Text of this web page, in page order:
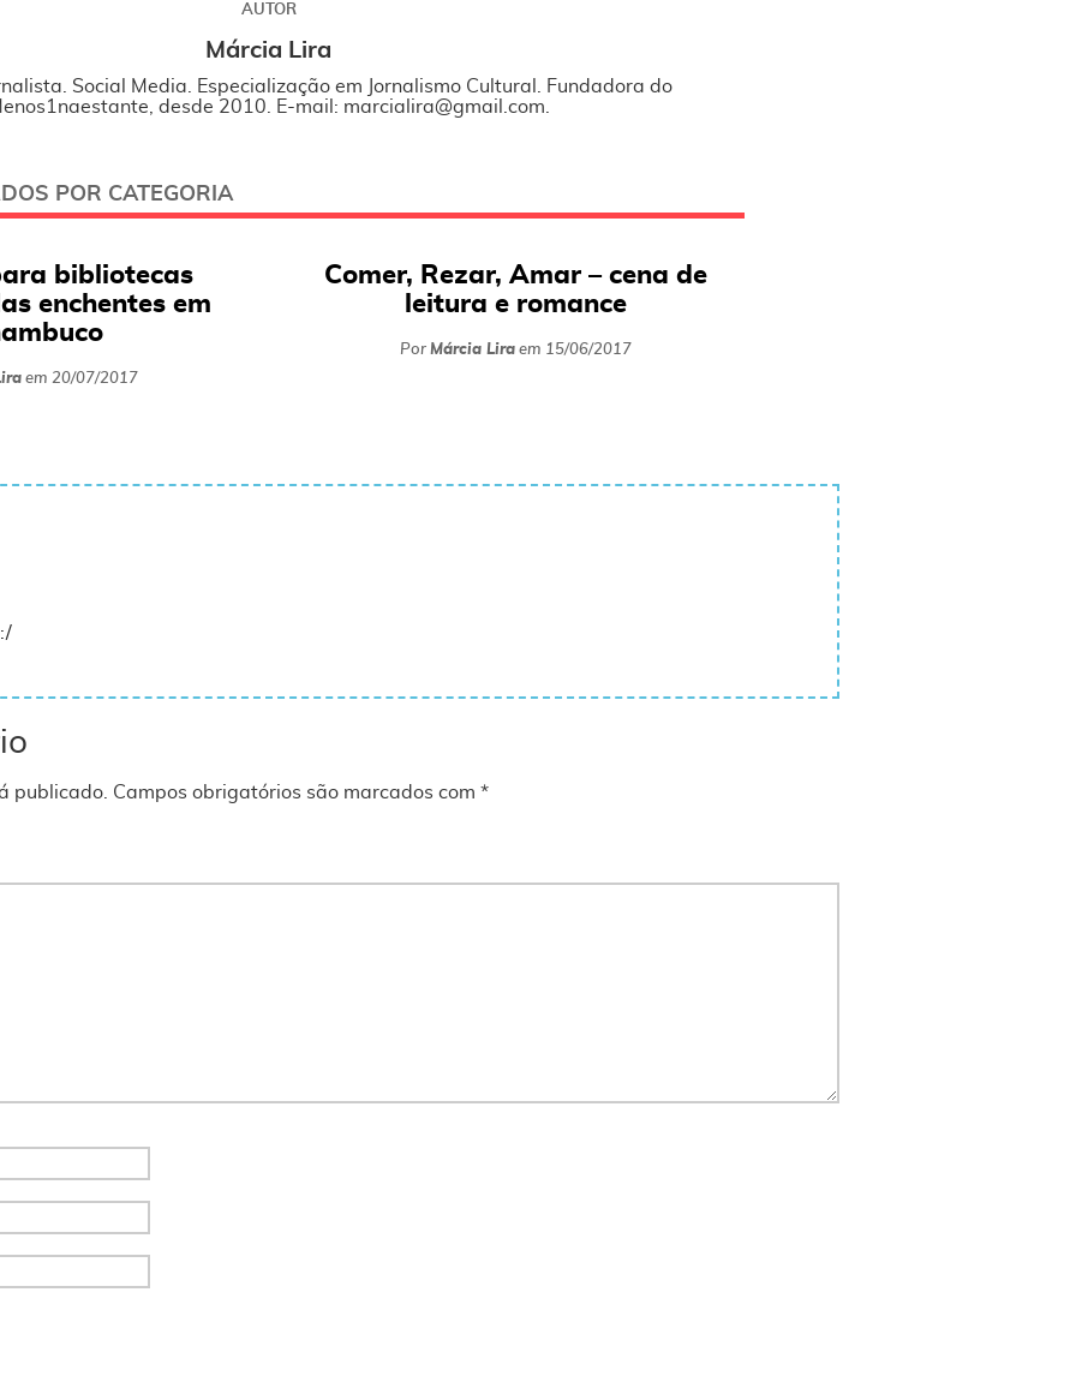
AUTOR
Márcia Lira
Social Media. Especialização em Jornalismo Cultural. Fundadora do
desde 2010. E-mail: marcialira@gmail.com.
POR CATEGORIA
bibliotecas
enchentes em
em20/07/2017
Comer, Rezar, Amar – cena de
leitura e romance
Por Márcia Liraem 15/06/2017
publicado. Campos obrigatórios são marcados com *